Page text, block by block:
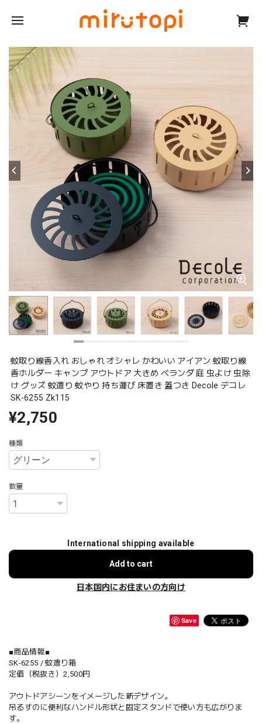
蚊取り線香入れ おしゃれ オシャレ かわいい アイアン 蚊取り線
香ホルダー キャンプ アウトドア 大きめ ベランダ 庭 虫よけ 虫除
け グッズ 蚊遣り 蚊やり 持ち運び 床置き 蓋つき Decole デコレ
SK-6255 Zk115
¥2,750
種類
数量
International shipping available
Add to cart
日本国内にお住まいの方向け
Save
■商品情報■
SK-6255 / 蚊遣り箱
定価（税抜き）2,500円
アウトドアシーンをイメージした新デザイン。
吊るすのに便利なハンドル形状と固定スタンドで使い方も広がりま
す。